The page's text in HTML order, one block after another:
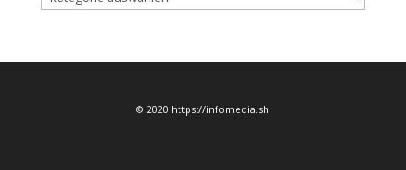
© 2020 https://infomedia.sh